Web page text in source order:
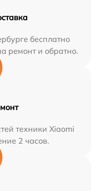
бесплатно
ремонт и обратно.
техники Xiaomi
2 часов.